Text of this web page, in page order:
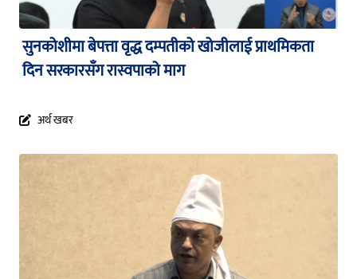
सुनकोशीमा बेपत्ता वृद्ध दम्पतीको खोजीलाई प्राथमिकता
दिन सरकारसँग रास्वपाको माग
अर्थ खबर